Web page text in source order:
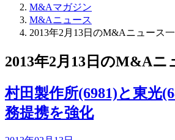
M&Aマガジン
M&Aニュース
2013年2月13日のM&Aニュース
2013年2月13日のM&Aニ
村田製作所(6981)と東光
務提携を強化